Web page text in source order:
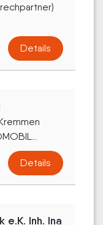
Details
Details
Inh. Ina